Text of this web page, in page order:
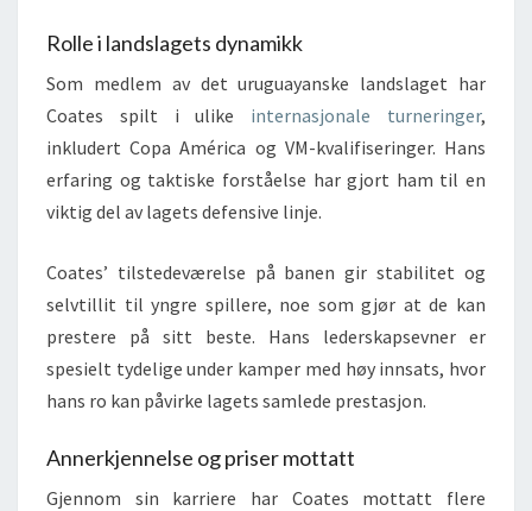
Rolle i landslagets dynamikk
Som medlem av det uruguayanske landslaget har
Coates spilt i ulike internasjonale turneringer,
inkludert Copa América og VM-kvalifiseringer. Hans
erfaring og taktiske forståelse har gjort ham til en
viktig del av lagets defensive linje.
Coates’ tilstedeværelse på banen gir stabilitet og
selvtillit til yngre spillere, noe som gjør at de kan
prestere på sitt beste. Hans lederskapsevner er
spesielt tydelige under kamper med høy innsats, hvor
hans ro kan påvirke lagets samlede prestasjon.
Annerkjennelse og priser mottatt
Gjennom sin karriere har Coates mottatt flere